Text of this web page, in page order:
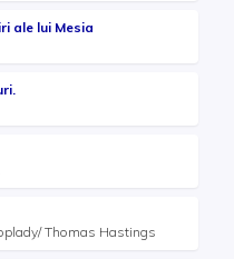
ale lui Mesia
Thom­as Hast­ings